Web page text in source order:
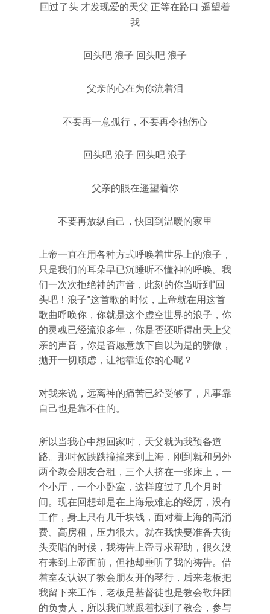
回过了头 才发现爱的天父 正等在路口 遥望着
我
回头吧 浪子 回头吧 浪子
父亲的心在为你流着泪
不要再一意孤行，不要再令祂伤心
回头吧 浪子 回头吧 浪子
父亲的眼在遥望着你
不要再放纵自己，快回到温暖的家里
上帝一直在用各种方式呼唤着世界上的浪子，
只是我们的耳朵早已沉睡听不懂神的呼唤。我
们一次次拒绝神的声音，此刻的你当听到“回
头吧！浪子”这首歌的时候，上帝就在用这首
歌曲呼唤你，你就是这个虚空世界的浪子，你
的灵魂已经流浪多年，你是否还听得出天上父
亲的声音，你是否愿意放下自以为是的骄傲，
抛开一切顾虑，让祂靠近你的心呢？
对我来说，远离神的痛苦已经受够了，凡事靠
自己也是靠不住的。
所以当我心中想回家时，天父就为我预备道
路。那时候跌跌撞撞来到上海，刚到就和另外
两个教会朋友合租，三个人挤在一张床上，一
个小厅，一个小卧室，这样度过了几个月时
间。现在回想却是在上海最难忘的经历，没有
工作，身上只有几千块钱，面对着上海的高消
费、高房租，压力很大。就在我快要准备去街
头卖唱的时候，我祷告上帝寻求帮助，很久没
有来到上帝面前，但祂却垂听了我的祷告。借
着室友认识了教会朋友开的琴行，后来老板把
我留下来工作，老板是基督徒也是教会敬拜团
的负责人，所以我们就跟着找到了教会，参与